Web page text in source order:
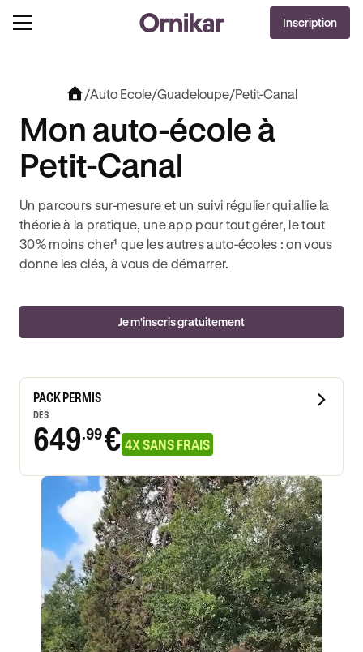
OFFRE EXCLUSIVE
JUSQU’À 170€ OFFERTS AVEC REVOLUT + 3
J'EN PROFITE !
Inscription
/Auto Ecole/Guadeloupe/Petit-Canal
Mon auto-école à
Petit-Canal
Un parcours sur-mesure et un suivi régulier qui allie la
théorie à la pratique, une app pour tout gérer, le tout
30% moins cher¹ que les autres auto-écoles : on vous
donne les clés, à vous de démarrer.
Je m'inscris gratuitement
PACK PERMIS
DÈS
649.99€ 4X SANS FRAIS